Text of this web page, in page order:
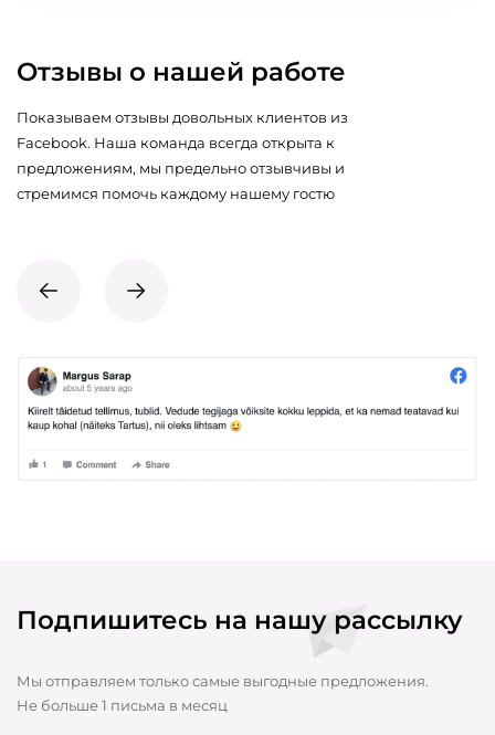
Отзывы о нашей работе
Показываем отзывы довольных клиентов из
Facebook. Наша команда всегда открыта к
предложениям, мы предельно отзывчивы и
стремимся помочь каждому нашему гостю
Подпишитесь на нашу рассылку
Мы отправляем только самые выгодные предложения.
Не больше 1 письма в месяц